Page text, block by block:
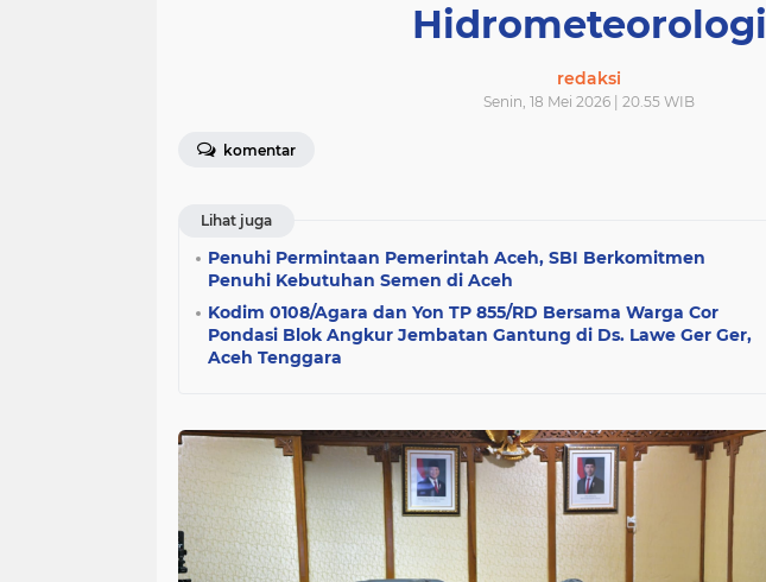
Hidrometeorologi
redaksi
Senin, 18 Mei 2026 | 20.55 WIB
komentar
Lihat juga
Penuhi Permintaan Pemerintah Aceh, SBI Berkomitmen
Penuhi Kebutuhan Semen di Aceh
Kodim 0108/Agara dan Yon TP 855/RD Bersama Warga Cor
Pondasi Blok Angkur Jembatan Gantung di Ds. Lawe Ger Ger,
Aceh Tenggara